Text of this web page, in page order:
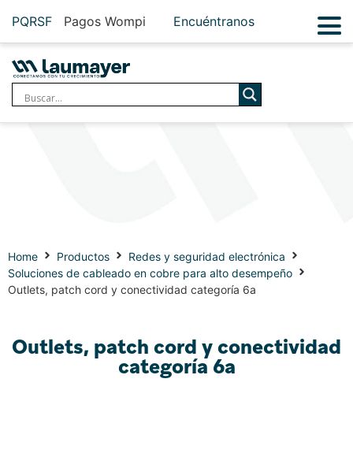
PQRSF Pagos Wompi Encuéntranos
Home Productos
Redes y seguridad electrónica
Soluciones de cableado en cobre para alto desempeño
Outlets, patch cord y conectividad categoría 6a
Outlets, patch cord y conectividad
categoría 6a